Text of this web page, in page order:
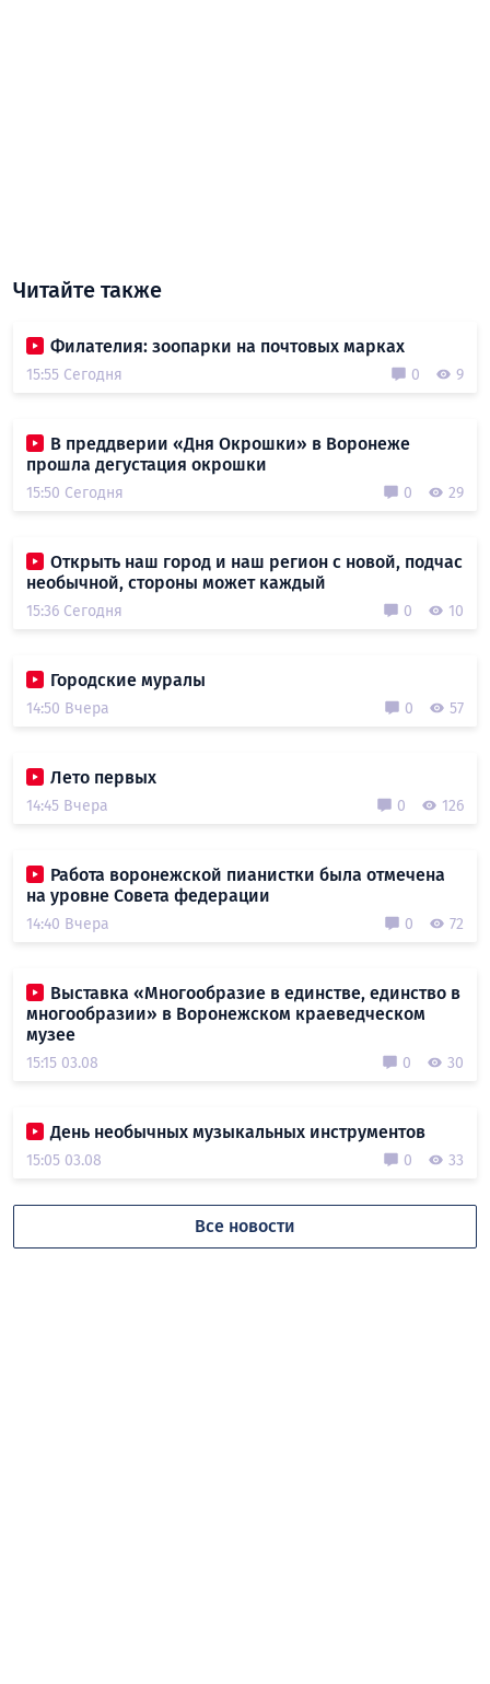
Читайте также
Филателия: зоопарки на почтовых марках
15:55 Сегодня 0 9
В преддверии «Дня Окрошки» в Воронеже
прошла дегустация окрошки
15:50 Сегодня 0 29
Открыть наш город и наш регион с новой, подчас
необычной, стороны может каждый
15:36 Сегодня 0 10
Городские муралы
14:50 Вчера 0 57
Лето первых
14:45 Вчера 0 126
Работа воронежской пианистки была отмечена
на уровне Совета федерации
14:40 Вчера 0 72
Выставка «Многообразие в единстве, единство в
многообразии» в Воронежском краеведческом
музее
15:15 03.08 0 30
День необычных музыкальных инструментов
15:05 03.08 0 33
Все новости